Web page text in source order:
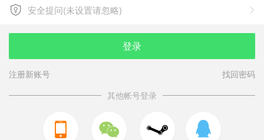
 
安全提问(未设置请忽略)
安全提问(未设置请忽略)
登录
注册新账号
找回密码
其他帐号登录
  